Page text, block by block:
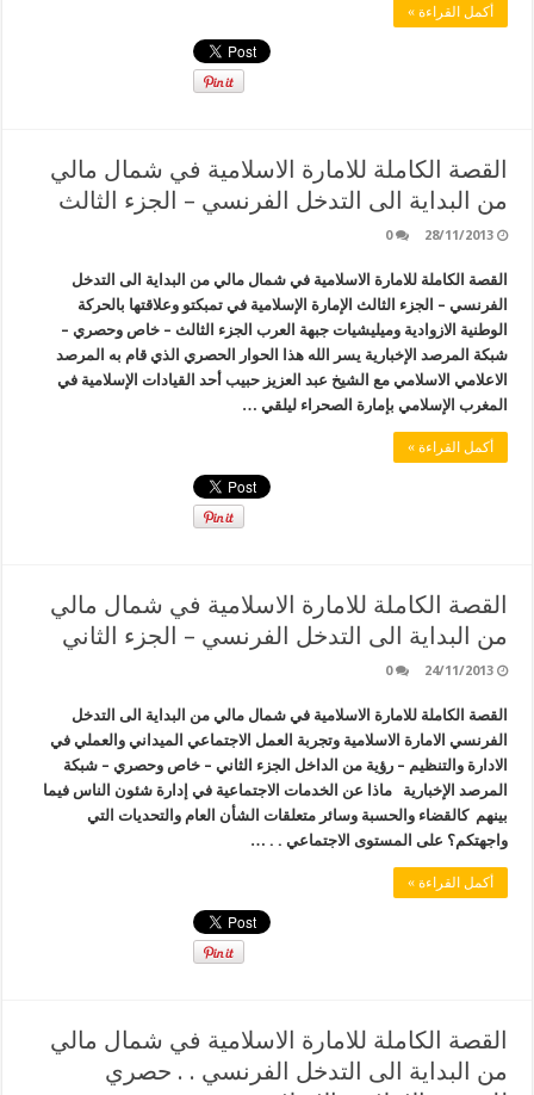
أكمل القراءة »
القصة الكاملة للامارة الاسلامية في شمال مالي
من البداية الى التدخل الفرنسي – الجزء الثالث
28/11/2013
0
القصة الكاملة للامارة الاسلامية في شمال مالي من البداية الى التدخل
الفرنسي – الجزء الثالث الإمارة الإسلامية في تمبكتو وعلاقتها بالحركة
الوطنية الازوادية وميليشيات جبهة العرب الجزء الثالث – خاص وحصري –
شبكة المرصد الإخبارية يسر الله هذا الحوار الحصري الذي قام به المرصد
الاعلامي الاسلامي مع الشيخ عبد العزيز حبيب أحد القيادات الإسلامية في
المغرب الإسلامي بإمارة الصحراء ليلقي …
أكمل القراءة »
القصة الكاملة للامارة الاسلامية في شمال مالي
من البداية الى التدخل الفرنسي – الجزء الثاني
24/11/2013
0
القصة الكاملة للامارة الاسلامية في شمال مالي من البداية الى التدخل
الفرنسي الامارة الاسلامية وتجربة العمل الاجتماعي الميداني والعملي في
الادارة والتنظيم – رؤية من الداخل الجزء الثاني – خاص وحصري – شبكة
المرصد الإخبارية ماذا عن الخدمات الاجتماعية في إدارة شئون الناس فيما
بينهم كالقضاء والحسبة وسائر متعلقات الشأن العام والتحديات التي
واجهتكم؟ على المستوى الاجتماعي . . …
أكمل القراءة »
القصة الكاملة للامارة الاسلامية في شمال مالي
من البداية الى التدخل الفرنسي . . حصري